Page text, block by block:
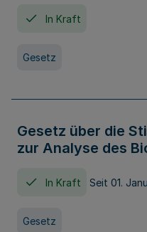
In Kraft
Gesetz
Gesetz über die
zur Analyse des
In Kraft Seit 01.
Gesetz